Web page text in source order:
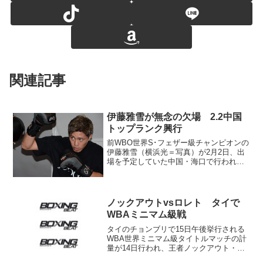
関連記事
伊藤雅雪が無念の欠場 2.2中国
トップランク興行
前WBO世界S･フェザー級チャンピオンの
伊藤雅雪（横浜光＝写真）が2月2日、出
場を予定していた中国・海口で行われる
敗ホープ楊永強...
ノックアウトvsロレト タイで
WBAミニマム級戦
タイのチョンブリで15日午後挙行される
WBA世界ミニマム級タイトルマッチの計
量が14日行われ、王者ノックアウト・CP